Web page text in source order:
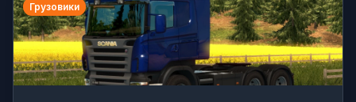
Грузовики